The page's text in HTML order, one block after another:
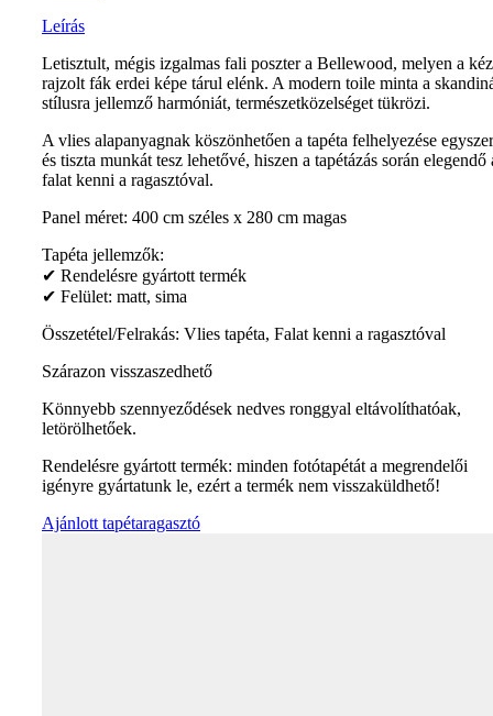
Leírás
Letisztult, mégis izgalmas fali poszter a Bellewood, melyen a
rajzolt fák erdei képe tárul elénk. A modern toile minta a
stílusra jellemző harmóniát, természetközelséget tükrözi.
A vlies alapanyagnak köszönhetően a tapéta felhelyezése
és tiszta munkát tesz lehetővé, hiszen a tapétázás során elegendő
falat kenni a ragasztóval.
Panel méret: 400 cm széles x 280 cm magas
Tapéta jellemzők:
✔ Rendelésre gyártott termék
✔ Felület: matt, sima
Összetétel/Felrakás: Vlies tapéta, Falat kenni a ragasztóval
Szárazon visszaszedhető
Könnyebb szennyeződések nedves ronggyal eltávolíthatóak,
letörölhetőek.
Rendelésre gyártott termék: minden fotótapétát a megrendelői
igényre gyártatunk le, ezért a termék nem visszaküldhető!
Ajánlott tapétaragasztó